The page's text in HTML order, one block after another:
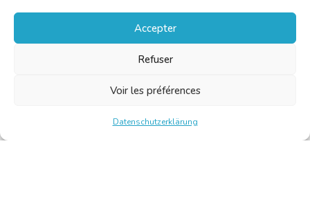
Accepter
Refuser
Voir les préférences
Datenschutzerklärung